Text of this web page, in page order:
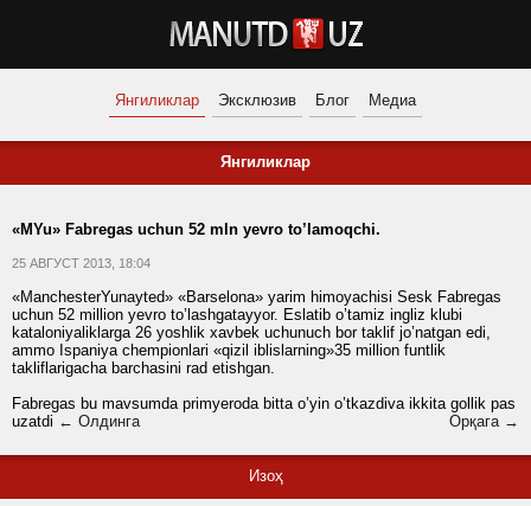
Янгиликлар Эксклюзив Блог Медиа
Янгиликлар
«MYu» Fabregas uchun 52 mln yevro to’lamoqchi.
25 АВГУСТ 2013, 18:04
«ManchesterYunayted» «Barselona» yarim himoyachisi Sesk Fabregas
uchun 52 million yevro to’lashgatayyor. Eslatib o’tamiz ingliz klubi
kataloniyaliklarga 26 yoshlik xavbek uchunuch bor taklif jo’natgan edi,
ammo Ispaniya chempionlari «qizil iblislarning»35 million funtlik
takliflarigacha barchasini rad etishgan.
Fabregas bu mavsumda primyeroda bitta o’yin o’tkazdiva ikkita gollik pas
uzatdi ← Олдинга Орқага →
Изоҳ